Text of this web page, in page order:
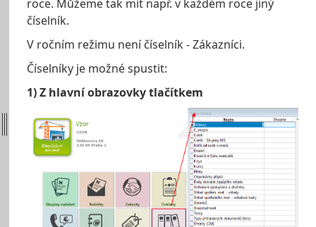
roce. Můžeme tak mít např. v každém roce jiný
číselník.
V ročním režimu není číselník - Zákazníci.
Číselníky je možné spustit:
1) Z hlavní obrazovky tlačítkem